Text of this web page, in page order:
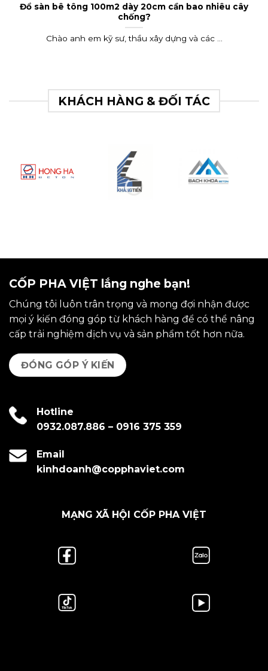
Đổ sàn bê tông 100m2 dày 20cm cần bao nhiêu cây
chống?
Chào anh em kỹ sư, thầu xây dựng và các ...
KHÁCH HÀNG & ĐỐI TÁC
CỐP PHA VIỆT lắng nghe bạn!
Chúng tôi luôn trân trọng và mong đợi nhận được
mọi ý kiến đóng góp từ khách hàng để có thể nâng
cấp trải nghiệm dịch vụ và sản phẩm tốt hơn nữa.
ĐÓNG GÓP Ý KIẾN
Hotline
0932.087.886 – 0916 375 359
Email
kinhdoanh@copphaviet.com
MẠNG XÃ HỘI CỐP PHA VIỆT